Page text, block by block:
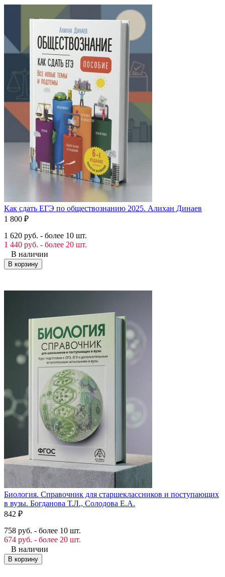
Как сдать ЕГЭ по обществознанию 2025. Алихан Динаев
1 800 ₽
1 620 руб. - более 10 шт.
1 440 руб. - более 20 шт.
В наличии
В корзину
Биология. Справочник для старшеклассников и поступающих
в вузы. Богданова Т.Л., Солодова Е.А.
842 ₽
758 руб. - более 10 шт.
674 руб. - более 20 шт.
В наличии
В корзину